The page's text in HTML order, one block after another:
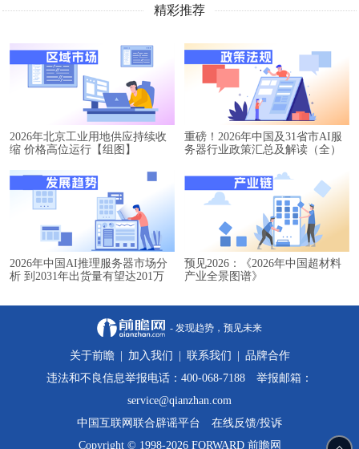
精彩推荐
2026年北京工业用地供应持续收
缩 价格高位运行【组图】
重磅！2026年中国及31省市AI服
务器行业政策汇总及解读（全）
2026年中国AI推理服务器市场分
析 到2031年出货量有望达201万
预见2026：《2026年中国超材料
产业全景图谱》
- 发现趋势，预见未来
关于前瞻 加入我们 联系我们
品牌合作
违法和不良信息举报电话：400-068-7188 举报邮箱：
service@qianzhan.com
中国互联网联合辟谣平台
在线反馈/投诉
Copyright © 1998-2026 FORWARD 前瞻网